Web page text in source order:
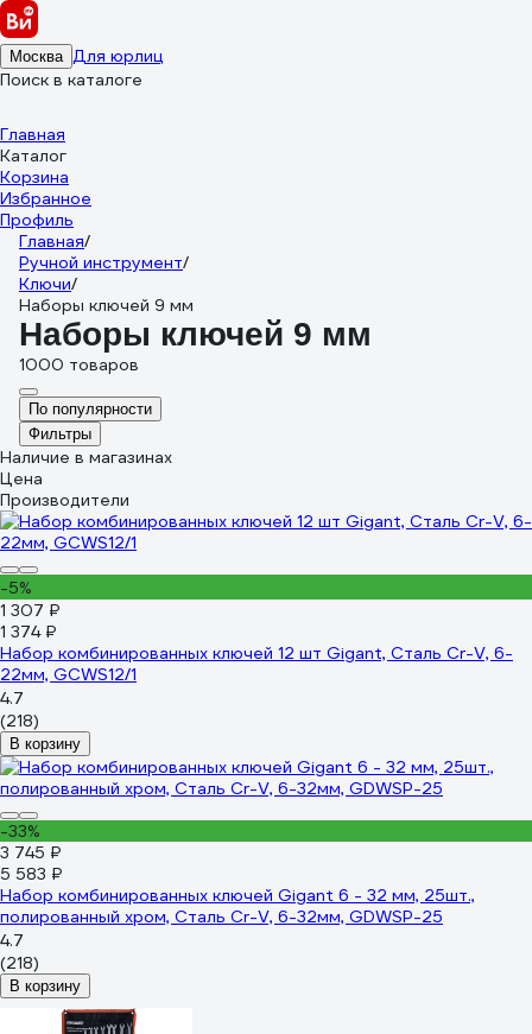
Москва Для юрлиц
Поиск в каталоге
Главная
Каталог
Корзина
Избранное
Профиль
Главная/
Ручной инструмент/
Ключи/
Наборы ключей 9 мм
Наборы ключей 9 мм
1000 товаров
По популярности
Фильтры
Наличие в магазинах
Цена
Производители
-5%
1 307 ₽
1 374 ₽
Набор комбинированных ключей 12 шт Gigant, Сталь Cr-V, 6-
22мм, GCWS12/1
4.7
(218)
В корзину
-33%
3 745 ₽
5 583 ₽
Набор комбинированных ключей Gigant 6 - 32 мм, 25шт.,
полированный хром, Сталь Cr-V, 6-32мм, GDWSP-25
4.7
(218)
В корзину